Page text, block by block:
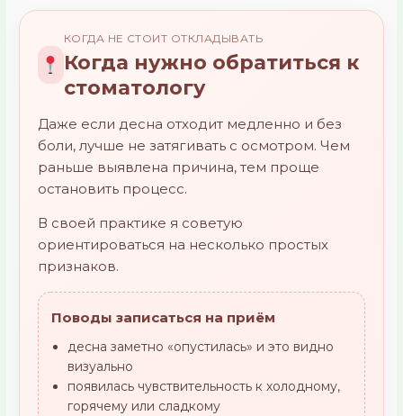
КОГДА НЕ СТОИТ ОТКЛАДЫВАТЬ
Когда нужно обратиться к
стоматологу
Даже если десна отходит медленно и без
боли, лучше не затягивать с осмотром. Чем
раньше выявлена причина, тем проще
остановить процесс.
В своей практике я советую
ориентироваться на несколько простых
признаков.
Поводы записаться на приём
десна заметно «опустилась» и это видно
визуально
появилась чувствительность к холодному,
горячему или сладкому